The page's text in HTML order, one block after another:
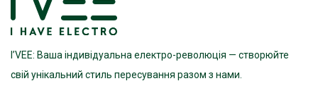
I’VEE: Ваша індивідуальна електро-революція — створюйте
свій унікальний стиль пересування разом з нами.